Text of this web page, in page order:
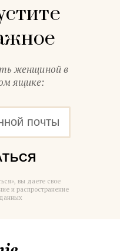
женщиной в
ящике:
вы даете свое
и распространение